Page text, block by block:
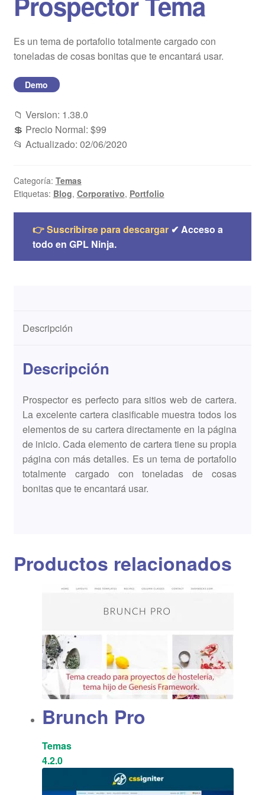
Blog
Mi cuenta
Es un tema de portafolio totalmente cargado con
toneladas de cosas bonitas que te encantará usar.
Demo
📁 Version: 1.38.0
💲 Precio Normal: $99
📂 Actualizado: 02/06/2020
Categoría: Temas
Etiquetas: Blog, Corporativo, Portfolio
👉 Suscribirse para descargar✔ Acceso a
todo en GPL Ninja.
Descripción
Descripción
Prospector es perfecto para sitios web de cartera.
La excelente cartera clasificable muestra todos los
elementos de su cartera directamente en la página
de inicio. Cada elemento de cartera tiene su propia
página con más detalles. Es un tema de portafolio
totalmente cargado con toneladas de cosas
bonitas que te encantará usar.
Productos relacionados
Brunch Pro
Temas
4.2.0